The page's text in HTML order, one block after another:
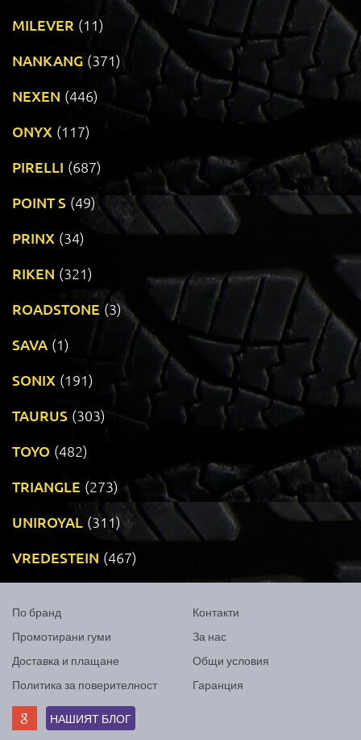
MILEVER (11)
NANKANG (371)
NEXEN (446)
ONYX (117)
PIRELLI (687)
POINT S (49)
PRINX (34)
RIKEN (321)
ROADSTONE (3)
SAVA (1)
SONIX (191)
TAURUS (303)
TOYO (482)
TRIANGLE (273)
UNIROYAL (311)
VREDESTEIN (467)
По бранд
Промотирани гуми
Доставка и плащане
Политика за поверителност
Контакти
За нас
Общи условия
Гаранция
НАШИЯТ БЛОГ